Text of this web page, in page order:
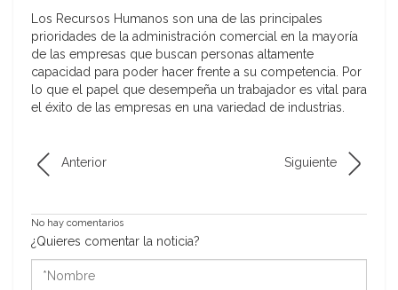
Los Recursos Humanos son una de las principales
prioridades de la administración comercial en la mayoría
de las empresas que buscan personas altamente
capacidad para poder hacer frente a su competencia. Por
lo que el papel que desempeña un trabajador es vital para
el éxito de las empresas en una variedad de industrias.
Anterior Siguiente
No hay comentarios
¿Quieres comentar la noticia?